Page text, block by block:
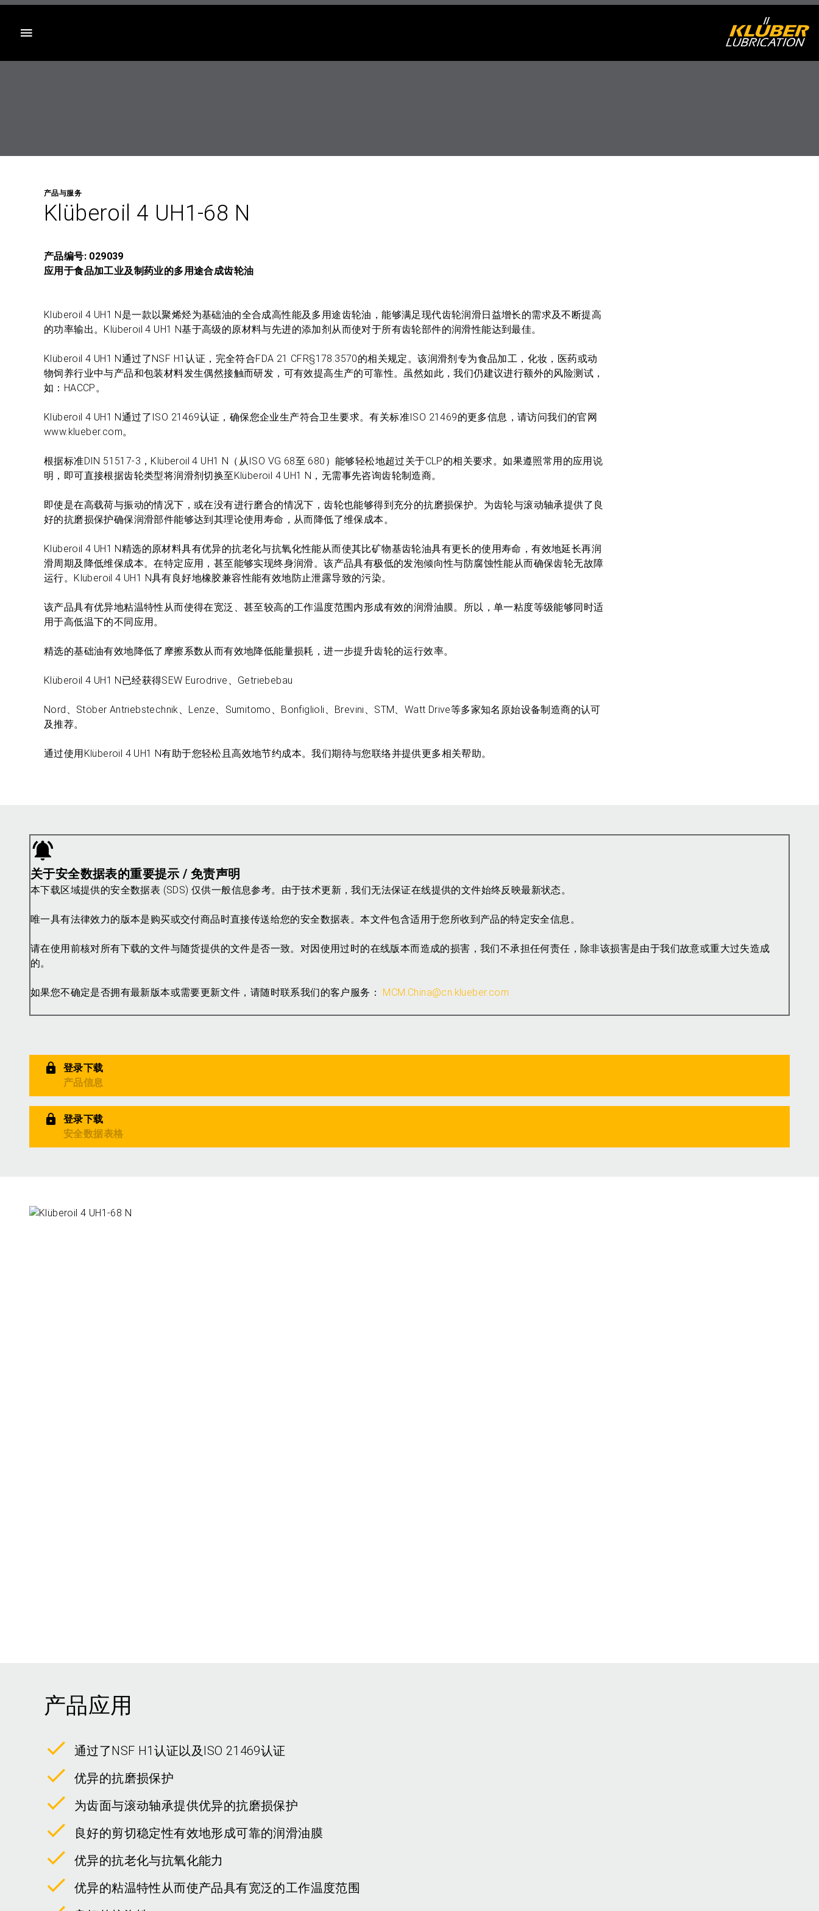
产品与服务
Klüberoil 4 UH1-68 N
产品编号: 029039
应用于食品加工业及制药业的多用途合成齿轮油
Klüberoil 4 UH1 N是一款以聚烯烃为基础油的全合成高性能及多用途齿轮油，能够满足现代齿轮润滑日益增长的需求及不断提高
的功率输出。Klüberoil 4 UH1 N基于高级的原材料与先进的添加剂从而使对于所有齿轮部件的润滑性能达到最佳。
Klüberoil 4 UH1 N通过了NSF H1认证，完全符合FDA 21 CFR§178.3570的相关规定。该润滑剂专为食品加工，化妆，医药或动
物饲养行业中与产品和包装材料发生偶然接触而研发，可有效提高生产的可靠性。虽然如此，我们仍建议进行额外的风险测试，
如：HACCP。
Klüberoil 4 UH1 N通过了ISO 21469认证，确保您企业生产符合卫生要求。有关标准ISO 21469的更多信息，请访问我们的官网
www.klueber.com。
根据标准DIN 51517-3，Klüberoil 4 UH1 N（从ISO VG 68至 680）能够轻松地超过关于CLP的相关要求。如果遵照常用的应用说
明，即可直接根据齿轮类型将润滑剂切换至Klüberoil 4 UH1 N，无需事先咨询齿轮制造商。
即使是在高载荷与振动的情况下，或在没有进行磨合的情况下，齿轮也能够得到充分的抗磨损保护。为齿轮与滚动轴承提供了良
好的抗磨损保护确保润滑部件能够达到其理论使用寿命，从而降低了维保成本。
Klüberoil 4 UH1 N精选的原材料具有优异的抗老化与抗氧化性能从而使其比矿物基齿轮油具有更长的使用寿命，有效地延长再润
滑周期及降低维保成本。在特定应用，甚至能够实现终身润滑。该产品具有极低的发泡倾向性与防腐蚀性能从而确保齿轮无故障
运行。Klüberoil 4 UH1 N具有良好地橡胶兼容性能有效地防止泄露导致的污染。
该产品具有优异地粘温特性从而使得在宽泛、甚至较高的工作温度范围内形成有效的润滑油膜。所以，单一粘度等级能够同时适
用于高低温下的不同应用。
精选的基础油有效地降低了摩擦系数从而有效地降低能量损耗，进一步提升齿轮的运行效率。
Klüberoil 4 UH1 N已经获得SEW Eurodrive、Getriebebau
Nord、Stöber Antriebstechnik、Lenze、Sumitomo、Bonfiglioli、Brevini、STM、Watt Drive等多家知名原始设备制造商的认可
及推荐。
通过使用Klüberoil 4 UH1 N有助于您轻松且高效地节约成本。我们期待与您联络并提供更多相关帮助。
关于安全数据表的重要提示 / 免责声明
本下载区域提供的安全数据表 (SDS) 仅供一般信息参考。由于技术更新，我们无法保证在线提供的文件始终反映最新状态。
唯一具有法律效力的版本是购买或交付商品时直接传送给您的安全数据表。本文件包含适用于您所收到产品的特定安全信息。
请在使用前核对所有下载的文件与随货提供的文件是否一致。对因使用过时的在线版本而造成的损害，我们不承担任何责任，除非该损害是由于我们故意或重大过失造成
的。
如果您不确定是否拥有最新版本或需要更新文件，请随时联系我们的客户服务： MCM.China@cn.klueber.com
登录下载
产品信息
登录下载
安全数据表格
产品应用
通过了NSF H1认证以及ISO 21469认证
优异的抗磨损保护
为齿面与滚动轴承提供优异的抗磨损保护
良好的剪切稳定性有效地形成可靠的润滑油膜
优异的抗老化与抗氧化能力
优异的粘温特性从而使产品具有宽泛的工作温度范围